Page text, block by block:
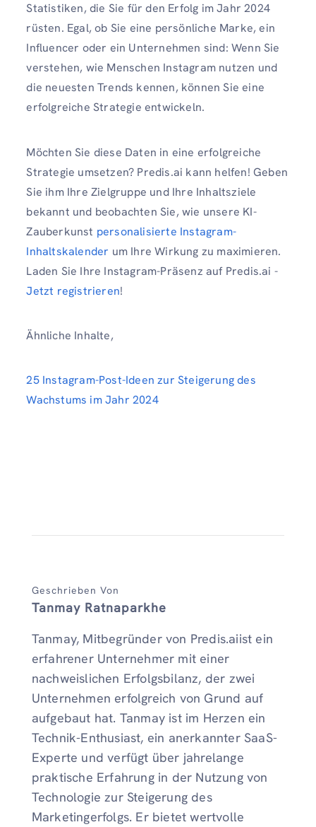
Statistiken, die Sie für den Erfolg im Jahr 2024
rüsten. Egal, ob Sie eine persönliche Marke, ein
Influencer oder ein Unternehmen sind: Wenn Sie
verstehen, wie Menschen Instagram nutzen und
die neuesten Trends kennen, können Sie eine
erfolgreiche Strategie entwickeln.
Möchten Sie diese Daten in eine erfolgreiche
Strategie umsetzen? Predis.ai kann helfen! Geben
Sie ihm Ihre Zielgruppe und Ihre Inhaltsziele
bekannt und beobachten Sie, wie unsere KI-
Zauberkunst personalisierte Instagram-
Inhaltskalender um Ihre Wirkung zu maximieren.
Laden Sie Ihre Instagram-Präsenz auf Predis.ai -
Jetzt registrieren!
Ähnliche Inhalte,
25 Instagram-Post-Ideen zur Steigerung des
Wachstums im Jahr 2024
Geschrieben Von
Tanmay Ratnaparkhe
Tanmay, Mitbegründer von Predis.aiist ein
erfahrener Unternehmer mit einer
nachweislichen Erfolgsbilanz, der zwei
Unternehmen erfolgreich von Grund auf
aufgebaut hat. Tanmay ist im Herzen ein
Technik-Enthusiast, ein anerkannter SaaS-
Experte und verfügt über jahrelange
praktische Erfahrung in der Nutzung von
Technologie zur Steigerung des
Marketingerfolgs. Er bietet wertvolle